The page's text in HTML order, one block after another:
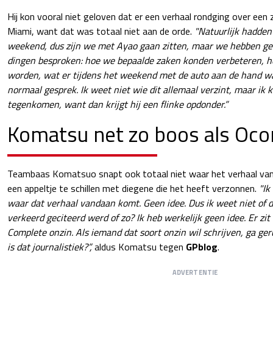
Hij kon vooral niet geloven dat er een verhaal rondging over een
Miami, want dat was totaal niet aan de orde. "Natuurlijk
weekend, dus zijn we met Ayao gaan zitten, maar we hebben
dingen besproken: hoe we bepaalde zaken konden verbeteren,
worden, wat er tijdens het weekend met de auto aan de hand
normaal gesprek. Ik weet niet wie dit allemaal verzint, maar ik
tegenkomen, want dan krijgt hij een flinke opdonder.”
Komatsu net zo boos als
Teambaas Komatsuo snapt ook totaal niet waar het verhaal
een appeltje te schillen met diegene die het heeft verzonnen.
waar dat verhaal vandaan komt. Geen idee. Dus ik weet niet of
verkeerd geciteerd werd of zo? Ik heb werkelijk geen idee. Er
Complete onzin. Als iemand dat soort onzin wil schrijven, ga
is dat journalistiek?”,aldus Komatsu tegen GPblog.
ADVERTENTIE